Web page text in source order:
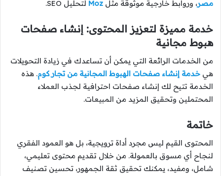
مصر، وروابط خارجية موثوقة مثل Moz لتحليل SEO.
خدمة مميزة لتعزيز المحتوى: إنشاء صفحات
هبوط مجانية
من الخدمات الرائعة التي يمكن أن تساعدك في زيادة التحويلات
هي خدمة إنشاء صفحات الهبوط المجانية من تجار كوم. هذه
الخدمة تتيح لك إنشاء صفحات احترافية لجذب العملاء
المحتملين وتحقيق المزيد من المبيعات.
خاتمة
المحتوى القيم ليس مجرد أداة ترويجية، بل هو العمود الفقري
لنجاح أي مسوق بالعمولة. من خلال تقديم محتوى تعليمي،
شامل، ومفيد، يمكنك تحقيق ثقة الجمهور، تحسين تصنيف